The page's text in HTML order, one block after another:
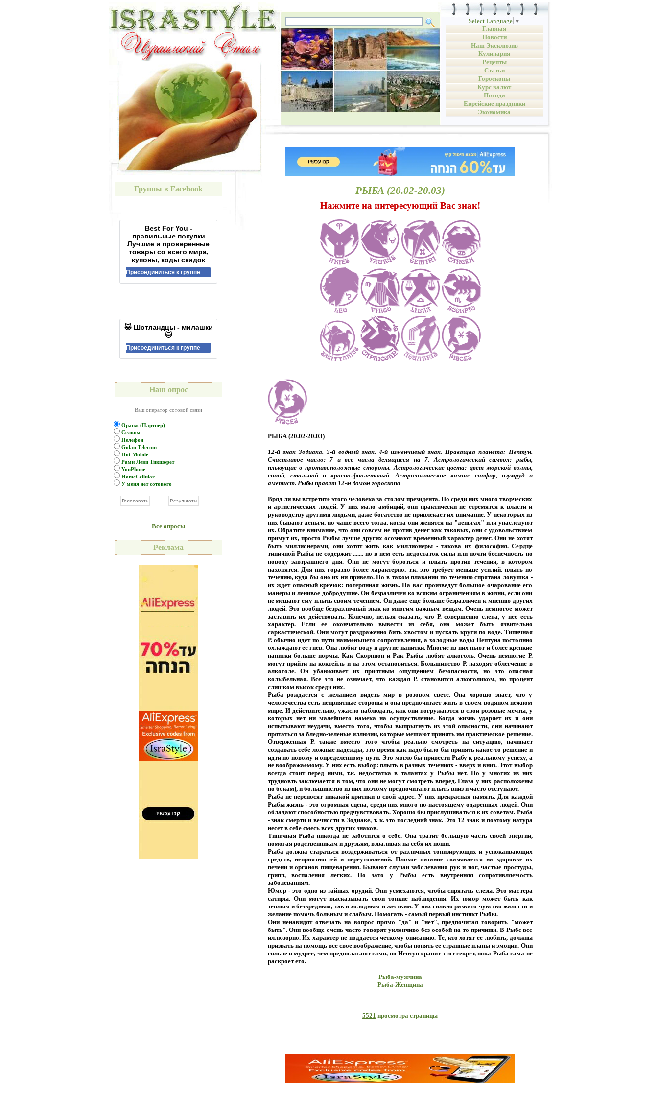
Select Language ▼
Главная
Новости
Наш Эксклюзив
Кулинария
Рецепты
Статьи
Гороскопы
Курс валют
Погода
Еврейские праздники
Экономика
Группы в Facebook
Best For You -
правильные покупки
Лучшие и проверенные
товары со всего мира,
купоны, коды скидок
Присоединиться к группе
🐱 Шотландцы - милашки
🐱
Присоединиться к группе
Наш опрос
Ваш оператор сотовой связи
Оранж (Партнер)
Селком
Пелефон
Golan Telecom
Hot Mobile
Рами Леви Тикшорет
YouPhone
HomeCellular
У меня нет сотового
Все опросы
Реклама
РЫБА (20.02-20.03)
Нажмите на интересующий Вас знак!
РЫБА (20.02-20.03)
12-й знак Зодиака. 3-й водный знак. 4-й изменчивый знак. Правящая планета: Нептун.
Счастливое число: 7 и все числа делящиеся на 7. Астрологический символ: рыбы,
плывущие в противоположные стороны. Астрологические цвета: цвет морской волны,
синий, стальной и красно-фиолетовый. Астрологические камни: сапфир, изумруд и
аметист. Рыбы правят 12-м домом гороскопа
Вряд ли вы встретите этого человека за столом президента. Но среди них много творческих
и артистических людей. У них мало амбиций, они практически не стремятся к власти и
руководству другими людьми, даже богатство не привлекает их внимание. У некоторых из
них бывают деньги, но чаще всего тогда, когда они женятся на "деньгах" или унаследуют
их. Обратите внимание, что они совсем не против денег как таковых, они с удовольствием
примут их, просто Рыбы лучше других осознают временный характер денег. Они не хотят
быть миллионерами, они хотят жить как миллионеры - такова их философия. Сердце
типичной Рыбы не содержит ....... но в нем есть недостаток силы или почти беспечность по
поводу завтрашнего дня. Они не могут бороться и плыть против течения, в котором
находятся. Для них гораздо более характерно, т.к. это требует меньше усилий, плыть по
течению, куда бы оно их ни привело. Но в таком плавании по течению спрятана ловушка -
их ждет опасный крючок: потерянная жизнь. На вас произведут большое очарование его
манеры и ленивое добродушие. Он безразличен ко всяким ограничениям в жизни, если они
не мешают ему плыть своим течением. Он даже еще больше безразличен к мнению других
людей. Это вообще безразличный знак ко многим важным вещам. Очень немногое может
заставить их действовать. Конечно, нельзя сказать, что Р. совершенно слепа, у нее есть
характер. Если ее окончательно вывести из себя, она может быть язвительно
саркастической. Они могут раздраженно бить хвостом и пускать круги по воде. Типичная
Р. обычно идет по пути наименьшего сопротивления, а холодные воды Нептуна постоянно
охлаждают ее гнев. Она любит воду и другие напитки. Многие из них пьют и более крепкие
напитки больше нормы. Как Скорпион и Рак Рыбы любят алкоголь. Очень немногие Р.
могут прийти на коктейль и на этом остановиться. Большинство Р. находят облегчение в
алкоголе. Он убаюкивает их приятным ощущением безопасности, но это опасная
колыбельная. Все это не означает, что каждая Р. становится алкоголиком, но процент
слишком высок среди них.
Рыба рождается с желанием видеть мир в розовом свете. Она хорошо знает, что у
человечества есть неприятные стороны и она предпочитает жить в своем водяном нежном
мире. И действительно, ужасно наблюдать, как они погружаются в свои розовые мечты, у
которых нет ни малейшего намека на осуществление. Когда жизнь ударяет их и они
испытывают неудачи, вместо того, чтобы выпрыгнуть из этой опасности, они начинают
прятаться за бледно-зеленые иллюзии, которые мешают принять им практическое решение.
Отверженная Р. также вместо того чтобы реально смотреть на ситуацию, начинает
создавать себе ложные надежды, это время как надо было бы принять какое-то решение и
идти по новому и определенному пути. Это могло бы привести Рыбу к реальному успеху, а
не воображаемому. У них есть выбор: плыть в разных течениях - вверх и вниз. Этот выбор
всегда стоит перед ними, т.к. недостатка в талантах у Рыбы нет. Но у многих из них
трудновть заключается в том, что они не могут смотреть вперед. Глаза у них расположены
по бокам), и большинство из них поэтому предпочитают плыть вниз и часто отступают.
Рыба не переносят никакой критики в свой адрес. У них прекрасная память. Для каждой
Рыбы жизнь - это огромная сцена, среди них много по-настоящему одаренных людей. Они
обладают способностью предчувствовать. Хорошо бы прислушиваться к их советам. Рыба
- знак смерти и вечности в Зодиаке, т. к. это последний знак. Это 12 знак и поэтому натура
несет в себе смесь всех других знаков.
Типичная Рыба никогда не заботится о себе. Она тратит большую часть своей энергии,
помогая родственникам и друзьям, взваливая на себя их ноши.
Рыба должна стараться воздерживаться от различных тонизирующих и успокаивающих
средств, неприятностей и переутомлений. Плохое питание сказывается на здоровье их
печени и органов пищеварения. Бывают случаи заболевания рук и ног, частые простуды,
грипп, воспаления легких. Но зато у Рыбы есть внутренняя сопротивляемость
заболеваниям.
Юмор - это одно из тайных орудий. Они усмехаются, чтобы спрятать слезы. Это мастера
сатиры. Они могут высказывать свои тонкие наблюдения. Их юмор может быть как
теплым и безвредным, так и холодным и жестким. У них сильно развито чувство жалости и
желание помочь больным и слабым. Помогать - самый первый инстинкт Рыбы.
Они ненавидят отвечать на вопрос прямо "да" и "нет", предпочитая говорить "может
быть". Они вообще очень часто говорят уклончиво без особой на то причины. В Рыбе все
иллюзорно. Их характер не поддается четкому описанию. Те, кто хотят ее любить, должны
призвать на помощь все свое воображение, чтобы понять ее странные планы и эмоции. Они
сильне и мудрее, чем предполагают сами, но Нептун хранит этот секрет, пока Рыба сама не
раскроет его.
Рыба-мужчина
Рыба-Женщина
5521 просмотра страницы